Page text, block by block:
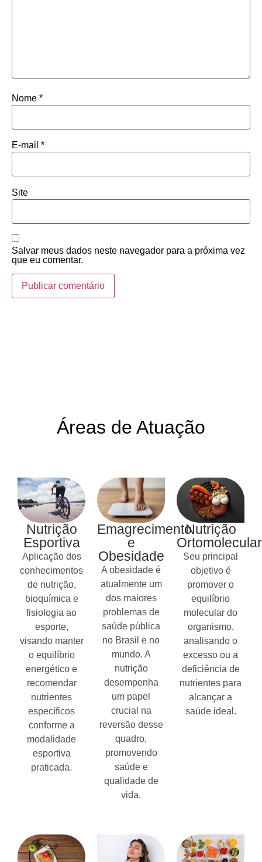
Nome *
E-mail *
Site
Salvar meus dados neste navegador para a próxima vez
que eu comentar.
Áreas de Atuação
Nutrição
Esportiva
Aplicação dos
conhecimentos
de nutrição,
bioquímica e
fisiologia ao
esporte,
visando manter
o equilíbrio
energético e
recomendar
nutrientes
específicos
conforme a
modalidade
esportiva
praticada.
Emagrecimento
e
Obesidade
A obesidade é
atualmente um
dos maiores
problemas de
saúde pública
no Brasil e no
mundo. A
nutrição
desempenha
um papel
crucial na
reversão desse
quadro,
promovendo
saúde e
qualidade de
vida.
Nutrição
Ortomolecular
Seu principal
objetivo é
promover o
equilíbrio
molecular do
organismo,
analisando o
excesso ou a
deficiência de
nutrientes para
alcançar a
saúde ideal.